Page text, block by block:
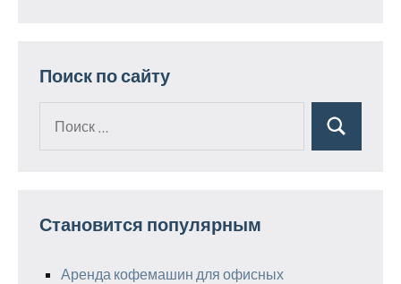
Поиск по сайту
Поиск
Становится популярным
Аренда кофемашин для офисных